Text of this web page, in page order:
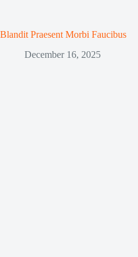
Blandit Praesent Morbi Faucibus
December 16, 2025